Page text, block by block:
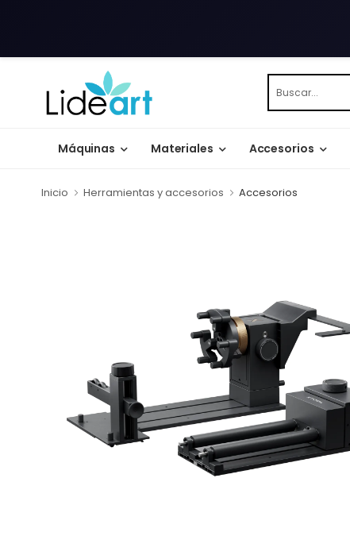
Máquinas Materiales Accesorios
Inicio Herramientas y accesorios Accesorios